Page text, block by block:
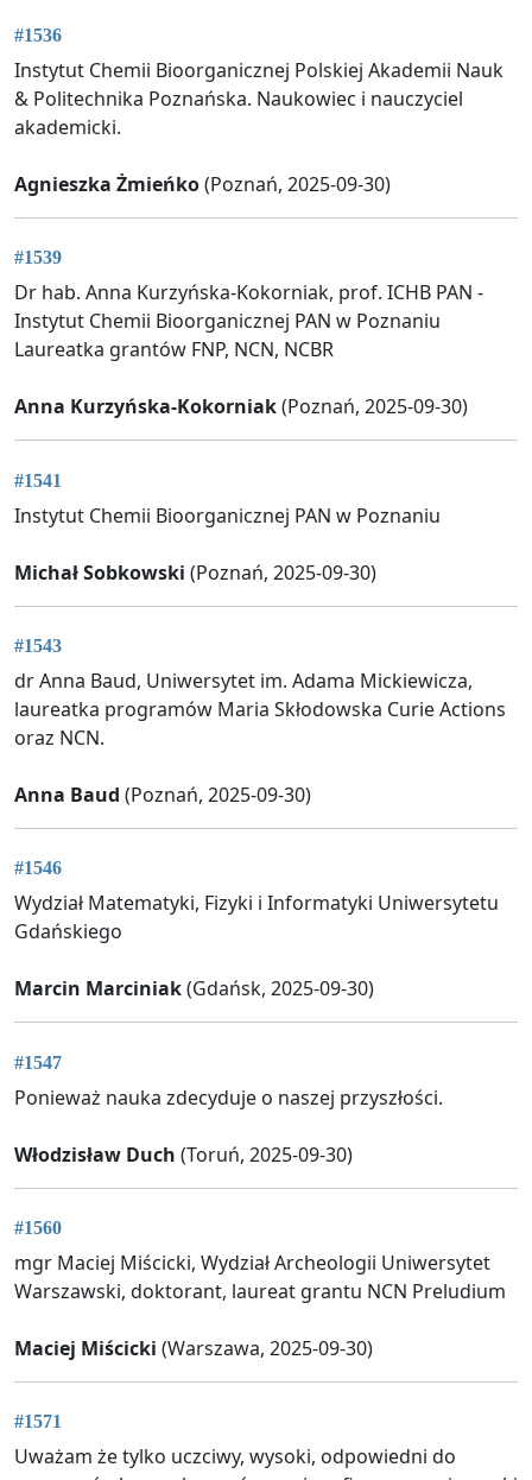
#1536
Instytut Chemii Bioorganicznej Polskiej Akademii Nauk
& Politechnika Poznańska. Naukowiec i nauczyciel
akademicki.
Agnieszka Żmieńko(Poznań, 2025-09-30)
#1539
Dr hab. Anna Kurzyńska-Kokorniak, prof. ICHB PAN -
Instytut Chemii Bioorganicznej PAN w Poznaniu
Laureatka grantów FNP, NCN, NCBR
Anna Kurzyńska-Kokorniak(Poznań, 2025-09-30)
#1541
Instytut Chemii Bioorganicznej PAN w Poznaniu
Michał Sobkowski (Poznań, 2025-09-30)
#1543
dr Anna Baud, Uniwersytet im. Adama Mickiewicza,
laureatka programów Maria Skłodowska Curie Actions
oraz NCN.
Anna Baud (Poznań, 2025-09-30)
#1546
Wydział Matematyki, Fizyki i Informatyki Uniwersytetu
Gdańskiego
Marcin Marciniak(Gdańsk, 2025-09-30)
#1547
Ponieważ nauka zdecyduje o naszej przyszłości.
Włodzisław Duch (Toruń, 2025-09-30)
#1560
mgr Maciej Miścicki, Wydział Archeologii Uniwersytet
Warszawski, doktorant, laureat grantu NCN Preludium
Maciej Miścicki (Warszawa, 2025-09-30)
#1571
Uważam że tylko uczciwy, wysoki, odpowiedni do